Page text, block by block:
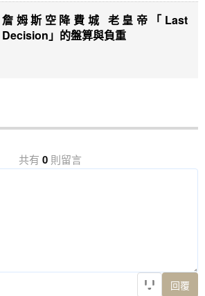
詹姆斯空降費城 老皇帝「Last
Decision」的盤算與負重
共有 0則留言
回覆